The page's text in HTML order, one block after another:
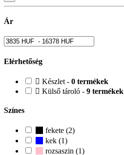
Ár
Elérhetőség
Készlet - 0 termékek
Külső tároló - 9 termékek
Színes
fekete (2)
kek (1)
rozsaszin (1)